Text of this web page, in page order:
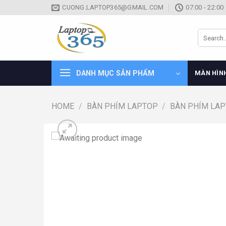
to
CUONG.LAPTOP365@GMAIL.COM 07:00 - 22:00
DANH MỤC SẢN PHẨM MÀN
HOME / BÀN PHÍM LAPTOP / BÀN PHÍM